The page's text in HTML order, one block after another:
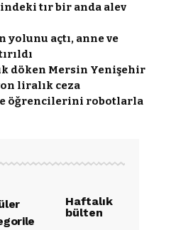
tır bir anda alev
yolunu açtı, anne ve
döken Mersin Yenişehir
liralık ceza
öğrencilerini robotlarla
Haftalık
bülten